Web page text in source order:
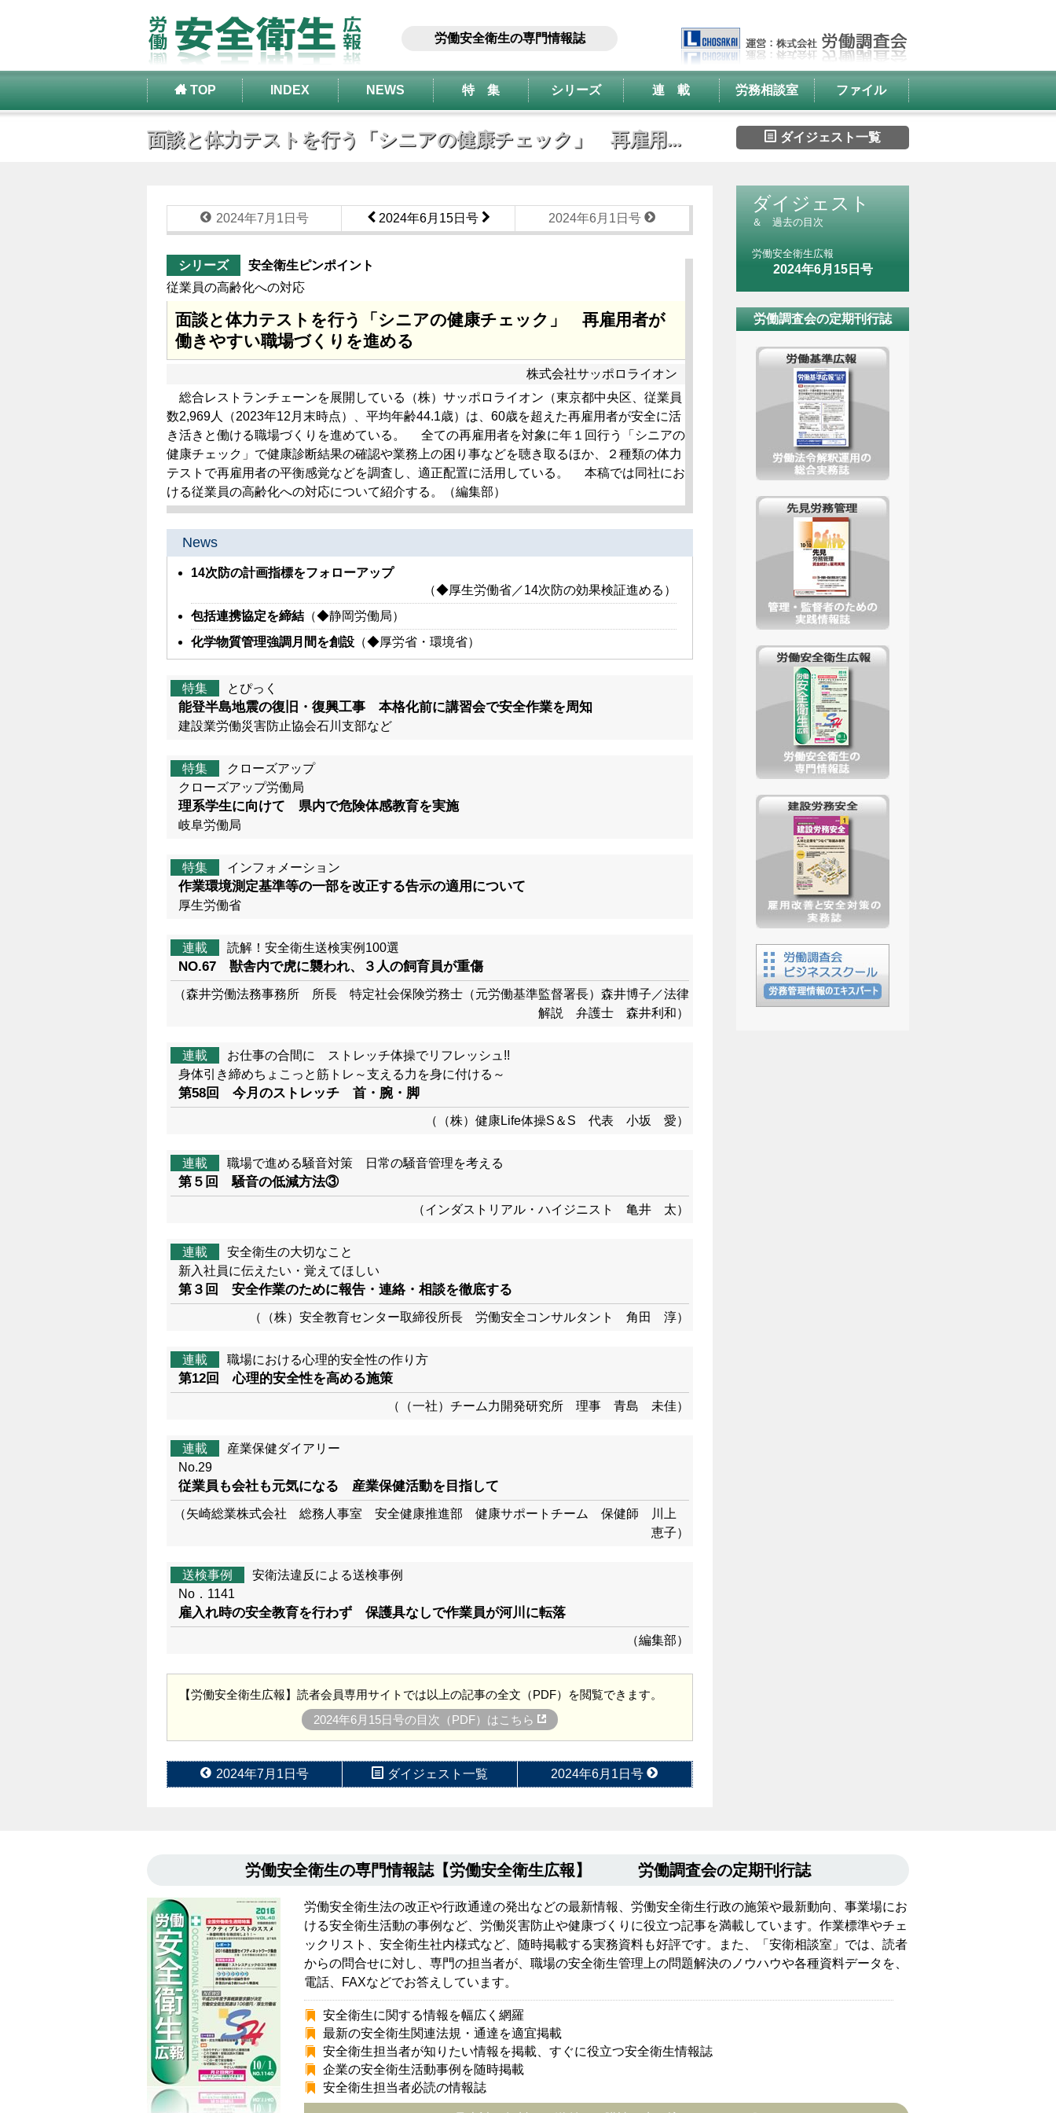
労働安全衛生の専門情報誌
TOP INDEX NEWS 特 集 シリーズ 連 載 労務相談室 ファイル
面談と体力テストを行う「シニアの健康チェック」 再雇用... ダイジェスト一覧
2024年7月1日号 2024年6月15日号 2024年6月1日号
シリーズ
安全衛生ピンポイント
従業員の高齢化への対応
面談と体力テストを行う「シニアの健康チェック」 再雇用者が
働きやすい職場づくりを進める
株式会社サッポロライオン
総合レストランチェーンを展開している（株）サッポロライオン（東京都中央区、従業員
数2,969人（2023年12月末時点）、平均年齢44.1歳）は、60歳を超えた再雇用者が安全に活
き活きと働ける職場づくりを進めている。 全ての再雇用者を対象に年１回行う「シニアの
健康チェック」で健康診断結果の確認や業務上の困り事などを聴き取るほか、２種類の体力
テストで再雇用者の平衡感覚などを調査し、適正配置に活用している。 本稿では同社にお
ける従業員の高齢化への対応について紹介する。（編集部）
News
14次防の計画指標をフォローアップ
（◆厚生労働省／14次防の効果検証進める）
包括連携協定を締結 （◆静岡労働局）
化学物質管理強調月間を創設 （◆厚労省・環境省）
特集 とぴっく
能登半島地震の復旧・復興工事 本格化前に講習会で安全作業を周知
建設業労働災害防止協会石川支部など
特集
クローズアップ
クローズアップ労働局
理系学生に向けて 県内で危険体感教育を実施
岐阜労働局
特集 インフォメーション
作業環境測定基準等の一部を改正する告示の適用について
厚生労働省
連載 読解！安全衛生送検実例100選
NO.67 獣舎内で虎に襲われ、３人の飼育員が重傷
（森井労働法務事務所 所長 特定社会保険労務士（元労働基準監督署長）森井博子／法律
解説 弁護士 森井利和）
連載
お仕事の合間に ストレッチ体操でリフレッシュ!!
身体引き締めちょこっと筋トレ～支える力を身に付ける～
第58回 今月のストレッチ 首・腕・脚
（（株）健康Life体操S＆S 代表 小坂 愛）
連載 職場で進める騒音対策 日常の騒音管理を考える
第５回 騒音の低減方法③
（インダストリアル・ハイジニスト 亀井 太）
連載
安全衛生の大切なこと
新入社員に伝えたい・覚えてほしい
第３回 安全作業のために報告・連絡・相談を徹底する
（（株）安全教育センター取締役所長 労働安全コンサルタント 角田 淳）
連載 職場における心理的安全性の作り方
第12回 心理的安全性を高める施策
（（一社）チーム力開発研究所 理事 青島 未佳）
連載
産業保健ダイアリー
No.29
従業員も会社も元気になる 産業保健活動を目指して
（矢崎総業株式会社 総務人事室 安全健康推進部 健康サポートチーム 保健師 川上
恵子）
送検事例
安衛法違反による送検事例
No．1141
雇入れ時の安全教育を行わず 保護具なしで作業員が河川に転落
（編集部）
【労働安全衛生広報】読者会員専用サイトでは以上の記事の全文（PDF）を閲覧できます。
2024年6月15日号の目次（PDF）はこちら
2024年7月1日号 ダイジェスト一覧 2024年6月1日号
ダイジェスト
＆ 過去の目次
労働安全衛生広報
2024年6月15日号
労働調査会の定期刊行誌
労働安全衛生の専門情報誌【労働安全衛生広報】 労働調査会の定期刊行誌
労働安全衛生法の改正や行政通達の発出などの最新情報、労働安全衛生行政の施策や最新動向、事業場にお
ける安全衛生活動の事例など、労働災害防止や健康づくりに役立つ記事を満載しています。作業標準やチェ
ックリスト、安全衛生社内様式など、随時掲載する実務資料も好評です。また、「安衛相談室」では、読者
からの問合せに対し、専門の担当者が、職場の安全衛生管理上の問題解決のノウハウや各種資料データを、
電話、FAXなどでお答えしています。
安全衛生に関する情報を幅広く網羅
最新の安全衛生関連法規・通達を適宜掲載
安全衛生担当者が知りたい情報を掲載、すぐに役立つ安全衛生情報誌
企業の安全衛生活動事例を随時掲載
安全衛生担当者必読の情報誌